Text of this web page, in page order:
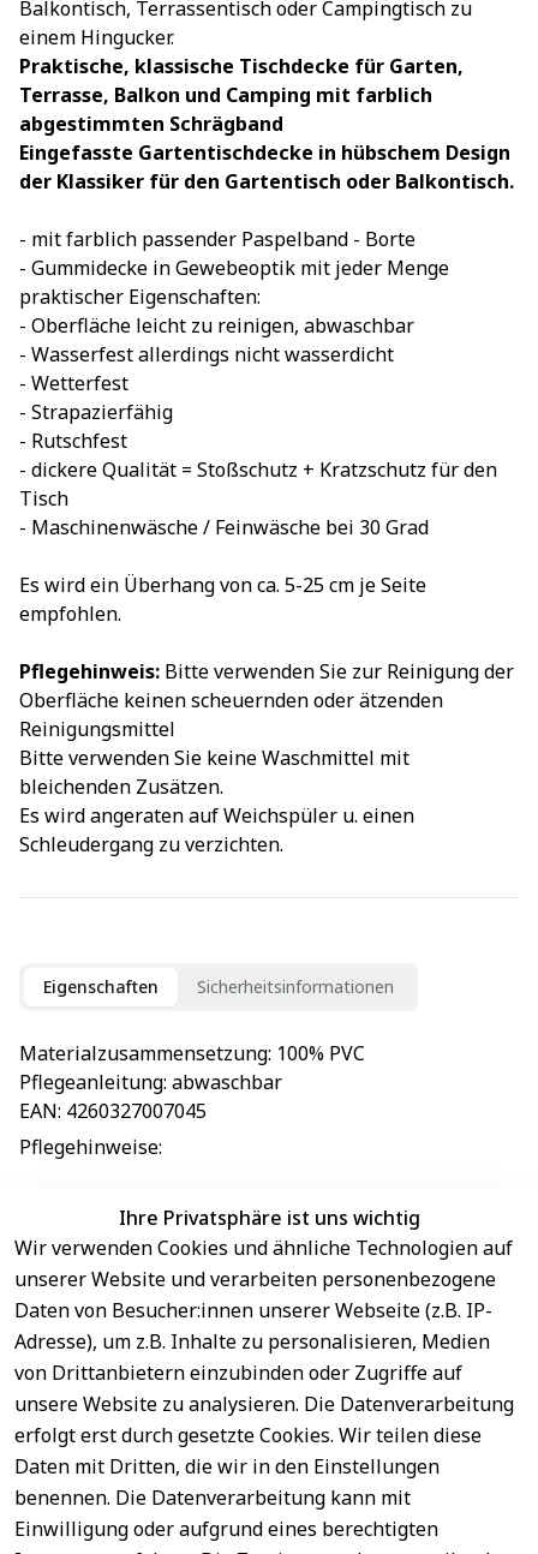
Balkontisch, Terrassentisch oder Campingtisch zu
einem Hingucker.
Praktische, klassische Tischdecke für Garten,
Terrasse, Balkon und Camping mit farblich
abgestimmten Schrägband
Eingefasste Gartentischdecke in hübschem Design 
der Klassiker für den Gartentisch oder Balkontisch.
- mit farblich passender Paspelband - Borte
- Gummidecke in Gewebeoptik mit jeder Menge
praktischer Eigenschaften:
- Oberfläche leicht zu reinigen, abwaschbar
- Wasserfest allerdings nicht wasserdicht
- Wetterfest
- Strapazierfähig
- Rutschfest
- dickere Qualität = Stoßschutz + Kratzschutz für den
Tisch
- Maschinenwäsche / Feinwäsche bei 30 Grad
Es wird ein Überhang von ca. 5-25 cm je Seite
empfohlen.
Pflegehinweis: Bitte verwenden Sie zur Reinigung der
Oberfläche keinen scheuernden oder ätzenden
Reinigungsmittel
Bitte verwenden Sie keine Waschmittel mit
bleichenden Zusätzen.
Es wird angeraten auf Weichspüler u. einen
Schleudergang zu verzichten.
Eigenschaften Sicherheitsinformationen
Materialzusammensetzung: 100% PVC
Pflegeanleitung: abwaschbar
EAN: 4260327007045
Pflegehinweise:
EU-Verantwortliche Person - klicken Sie für Details
Ihre Privatsphäre ist uns wichtig
Wir verwenden Cookies und ähnliche Technologien auf
unserer Website und verarbeiten personenbezogene
Daten von Besucher:innen unserer Webseite (z.B. IP-
Adresse), um z.B. Inhalte zu personalisieren, Medien
von Drittanbietern einzubinden oder Zugriffe auf
unsere Website zu analysieren. Die Datenverarbeitung
erfolgt erst durch gesetzte Cookies. Wir teilen diese
Daten mit Dritten, die wir in den Einstellungen
benennen. Die Datenverarbeitung kann mit
Einwilligung oder aufgrund eines berechtigten
RechtlichesService
Sichere